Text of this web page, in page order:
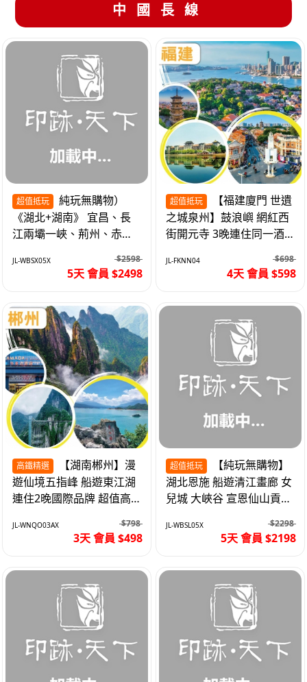
中國長線
超值抵玩
《湖北+湖南》 宜昌、長
江兩壩一峽、荊州、赤
天
JL-WBSX05X $2598
5天 會員 $2498
超值抵玩
之城泉州】鼓浪嶼 網紅西
街開元寺 3晚連住同一酒
JL-FKNN04 $698
4天 會員 $598
高鐵精選
遊仙境五指峰 船遊東江湖
連住2晚國際品牌 超值高
JL-WNQO03AX $798
3天 會員 $498
超值抵玩
湖北恩施 船遊清江畫廊 女
兒城 大峽谷 宣恩仙山貢水
JL-WBSL05X $2298
5天 會員 $2198